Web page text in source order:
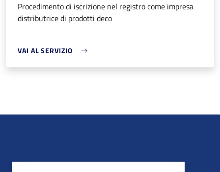
Procedimento di iscrizione nel registro come impresa
distributrice di prodotti deco
VAI AL SERVIZIO